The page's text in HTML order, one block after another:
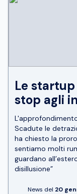
Le
stop agli
Scadute le
ha chiesto la
sentiamo molti
guardano
disillusione”
News del 20